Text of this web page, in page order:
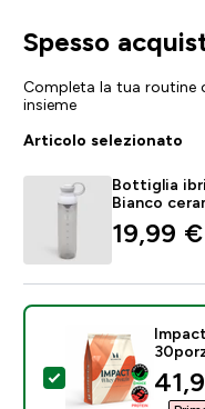
Spesso
Completa la tua routine
insieme
Articolo selezionato
Bottiglia
Bianco
19,99 €‎
Seleziona